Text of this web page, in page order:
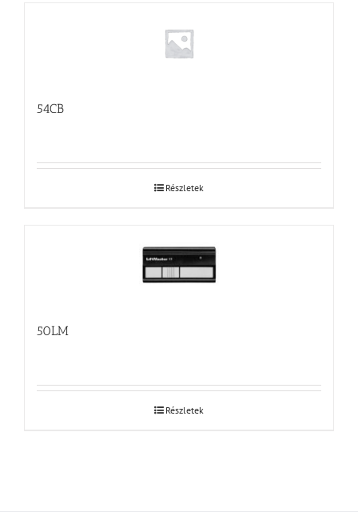
54CB
Részletek
50LM
Részletek